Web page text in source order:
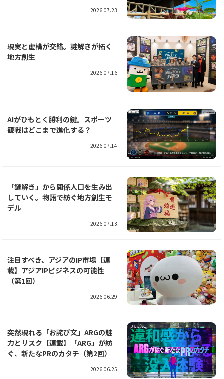
2026.07.23
現実と虚構が交錯。謎解きが拓く
地方創生
2026.07.16
AIがひもとく勝利の鍵。スポーツ
観戦はどこまで進化する？
2026.07.14
「謎解き」から関係人口を生み出
していく。物語で紡ぐ地方創生モ
デル
2026.07.13
注目すべき、アジアのIP市場【連
載】アジアIPビジネスの可能性
（第1回）
2026.06.29
突然現れる「お詫び文」ARGの魅
力とリスク【連載】「ARG」が紡
ぐ、新たなPRのカタチ（第2回）
2026.06.25